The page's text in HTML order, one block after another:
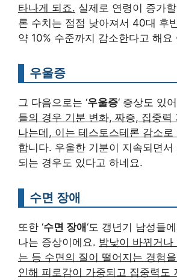
타나게 되죠. 실제로 연령이 증가
론 수치는 점점 낮아져서 40대 후
약 10% 수준까지 감소한다고 해요
우울증
그 다음으로는 ‘우울증‘ 증상도 있
들의 경우 기분 변화, 짜증, 집중력
나는데, 이는 테스토스테론 감소로
합니다. 우울한 기분이 지속되면
되는 경우도 있다고 하네요.
수면 장애
또한 ‘수면 장애‘도 갱년기 남성들
나는 증상이에요. 밤낮이 바뀌거나
는 등 수면의 질이 떨어지는 경험
인해 피로감이 가중되고 집중력도